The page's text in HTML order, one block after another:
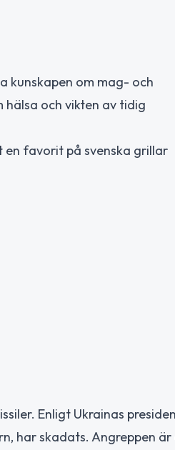
kunskapen om mag- och
och vikten av tidig
en favorit på svenska grillar
Enligt Ukrainas
har skadats. Angreppen är